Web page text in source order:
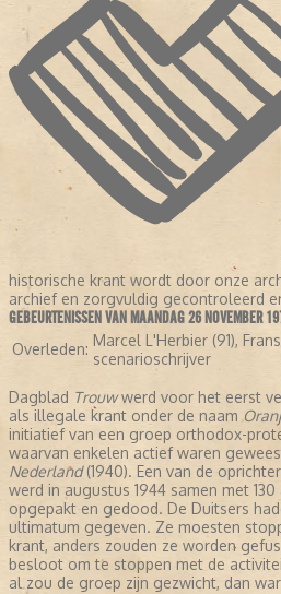
historische krant wordt door onze
archief en zorgvuldig gecontroleerd
GEBEURTENISSEN VAN MAANDAG 26 NOVEMBER
Overleden: Marcel L'Herbier (91),
scenarioschrijver
Dagblad Trouwwerd voor het eerst
als illegale krant onder de naam
initiatief van een groep orthodox-
waarvan enkelen actief waren
Nederland(1940). Een van de
werd in augustus 1944 samen met
opgepakt en gedood. De Duitsers
ultimatum gegeven. Ze moesten
krant, anders zouden ze worden
besloot om te stoppen met de
al zou de groep zijn gezwicht, dan